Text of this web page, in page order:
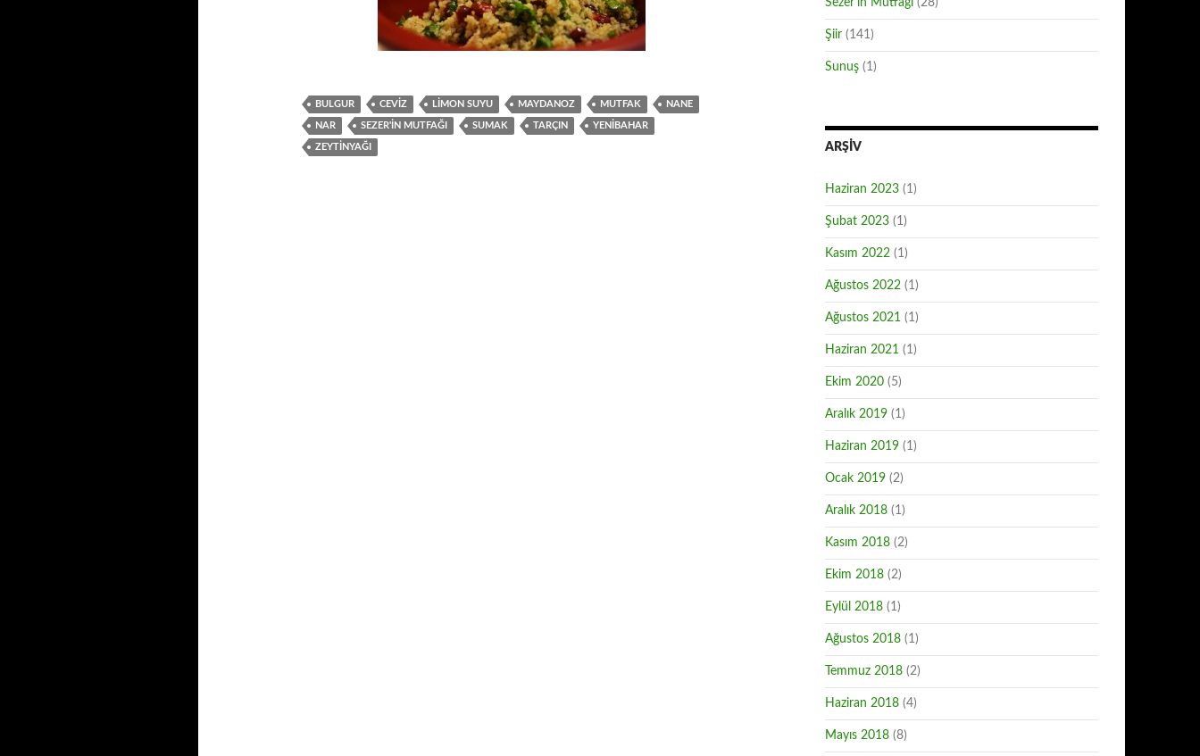
BULGUR CEVIZ LIMON SUYU MAYDANOZ MUTFAK NANE
NAR SEZER'IN MUTFAĞI SUMAK TARÇIN YENIBAHAR
ZEYTINYAĞI
Sezer'in Mutfağı (28)
Şiir (141)
Sunuş (1)
ARŞIV
Haziran 2023 (1)
Şubat 2023 (1)
Kasım 2022 (1)
Ağustos 2022 (1)
Ağustos 2021 (1)
Haziran 2021 (1)
Ekim 2020 (5)
Aralık 2019 (1)
Haziran 2019 (1)
Ocak 2019 (2)
Aralık 2018 (1)
Kasım 2018 (2)
Ekim 2018 (2)
Eylül 2018 (1)
Ağustos 2018 (1)
Temmuz 2018 (2)
Haziran 2018 (4)
Mayıs 2018 (8)